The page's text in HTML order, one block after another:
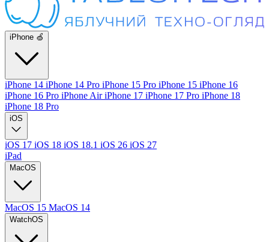
iPhone 🍏
iPhone 14 iPhone 14 Pro iPhone 15 Pro iPhone 15 iPhone 16
iPhone 16 Pro iPhone AiriPhone 17 iPhone 17 Pro iPhone 18
iPhone 18 Pro
iOS
iOS 17 iOS 18 iOS 18.1 iOS 26 iOS 27
iPad
MacOS
MacOS 15 MacOS 14
WatchOS